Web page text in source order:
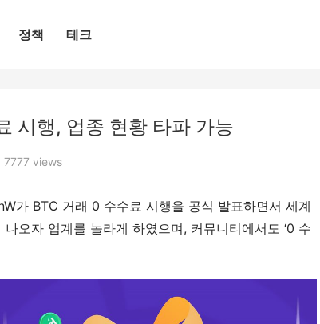
정책 테크
시행, 업종 현황 타파 가능
7777 views
가 BTC 거래 0 수수료 시행을 공식 발표하면서 세계
오자 업계를 놀라게 하였으며, 커뮤니티에서도 ‘0 수